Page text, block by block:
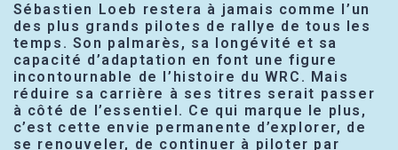
Sébastien Loeb restera à jamais comme l’un
des plus grands pilotes de rallye de tous les
temps. Son palmarès, sa longévité et sa
capacité d’adaptation en font une figure
incontournable de l’histoire du WRC. Mais
réduire sa carrière à ses titres serait passer
à côté de l’essentiel. Ce qui marque le plus,
c’est cette envie permanente d’explorer, de
se renouveler, de continuer à piloter par